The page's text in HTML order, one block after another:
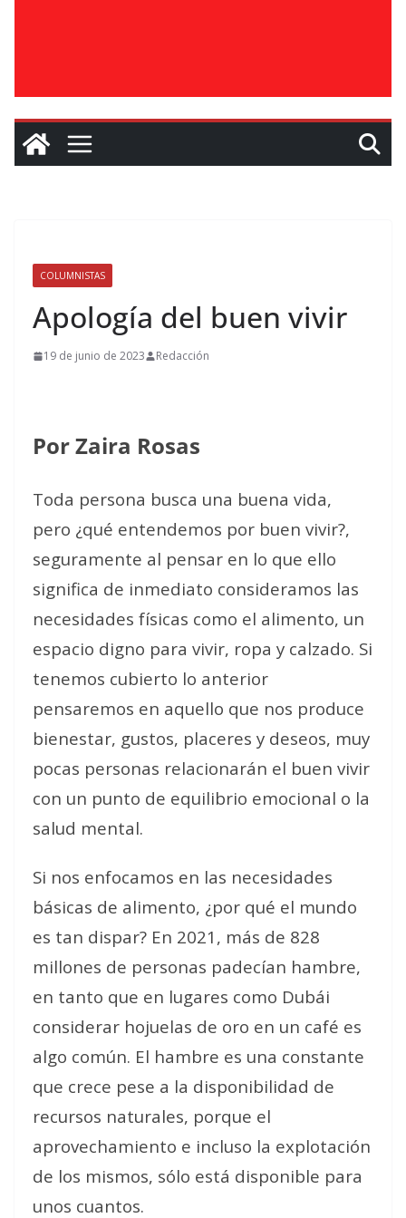
COLUMNISTAS
Apología del buen vivir
19 de junio de 2023 Redacción
Por Zaira Rosas
Toda persona busca una buena vida,
pero ¿qué entendemos por buen vivir?,
seguramente al pensar en lo que ello
significa de inmediato consideramos las
necesidades físicas como el alimento, un
espacio digno para vivir, ropa y calzado. Si
tenemos cubierto lo anterior
pensaremos en aquello que nos produce
bienestar, gustos, placeres y deseos, muy
pocas personas relacionarán el buen vivir
con un punto de equilibrio emocional o la
salud mental.
Si nos enfocamos en las necesidades
básicas de alimento, ¿por qué el mundo
es tan dispar? En 2021, más de 828
millones de personas padecían hambre,
en tanto que en lugares como Dubái
considerar hojuelas de oro en un café es
algo común. El hambre es una constante
que crece pese a la disponibilidad de
recursos naturales, porque el
aprovechamiento e incluso la explotación
de los mismos, sólo está disponible para
unos cuantos.